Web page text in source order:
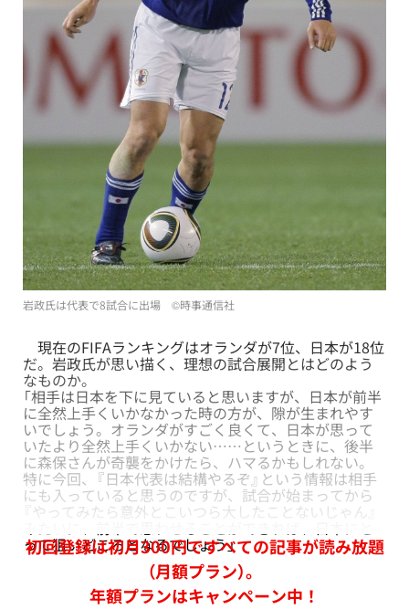
岩政氏は代表で8試合に出場 ©時事通信社
現在のFIFAランキングはオランダが7位、日本が18位
だ。岩政氏が思い描く、理想の試合展開とはどのよう
なものか。
「相手は日本を下に見ていると思いますが、日本が前半
に全然上手くいかなかった時の方が、隙が生まれやす
いでしょう。オランダがすごく良くて、日本が思って
いたより全然上手くいかない……というときに、後半
に森保さんが奇襲をかけたら、ハマるかもしれない。
特に今回、『日本代表は結構やるぞ』という情報は相手
にも入っていると思うのですが、試合が始まってから
『やってみたら意外とこいつら大したことないじゃん』
って狙いどころとなるでしょう」
初回登録は初月300円ですべての記事が読み放題
（月額プラン）。
年額プランはキャンペーン中！